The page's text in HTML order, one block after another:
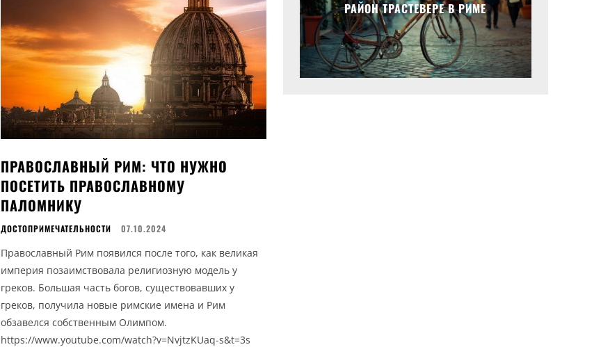
ПРАВОСЛАВНЫЙ РИМ: ЧТО НУЖНО
ПОСЕТИТЬ ПРАВОСЛАВНОМУ
ПАЛОМНИКУ
ДОСТОПРИМЕЧАТЕЛЬНОСТИ 07.10.2024
Православный Рим появился после того, как великая
империя позаимствовала религиозную модель у
греков. Большая часть богов, существовавших у
греков, получила новые римские имена и Рим
обзавелся собственным Олимпом.
https://www.youtube.com/watch?v=NvjtzKUaq-s&t=3s
РАЙОН ТРАСТЕВЕРЕ В РИМЕ